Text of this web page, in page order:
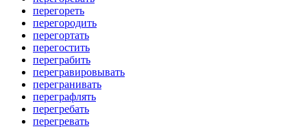
перегореть
перегородить
перегортать
перегостить
переграбить
перегравировывать
перегранивать
переграфлять
перегребать
перегревать